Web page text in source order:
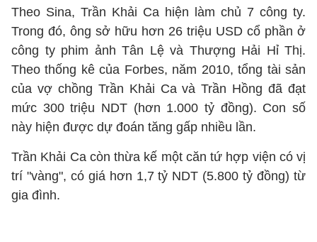
Theo Sina, Trần Khải Ca hiện làm chủ 7 công ty.
Trong đó, ông sở hữu hơn 26 triệu USD cổ phần ở
công ty phim ảnh Tân Lệ và Thượng Hải Hỉ Thị.
Theo thống kê của Forbes, năm 2010, tổng tài sản
của vợ chồng Trần Khải Ca và Trần Hồng đã đạt
mức 300 triệu NDT (hơn 1.000 tỷ đồng). Con số
này hiện được dự đoán tăng gấp nhiều lần.
Trần Khải Ca còn thừa kế một căn tứ hợp viện có vị
trí "vàng", có giá hơn 1,7 tỷ NDT (5.800 tỷ đồng) từ
gia đình.